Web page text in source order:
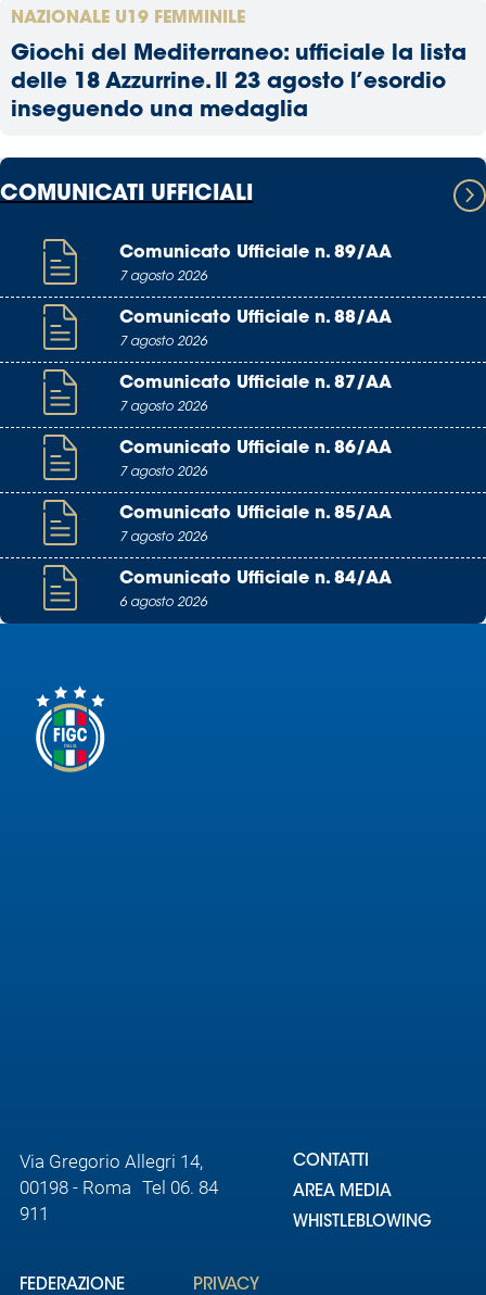
NAZIONALE U19 FEMMINILE
Giochi del Mediterraneo: ufficiale la lista
delle 18 Azzurrine. Il 23 agosto l’esordio
inseguendo una medaglia
COMUNICATI UFFICIALI
Comunicato Ufficiale n. 89/AA
7 agosto 2026
Comunicato Ufficiale n. 88/AA
7 agosto 2026
Comunicato Ufficiale n. 87/AA
7 agosto 2026
Comunicato Ufficiale n. 86/AA
7 agosto 2026
Comunicato Ufficiale n. 85/AA
7 agosto 2026
Comunicato Ufficiale n. 84/AA
6 agosto 2026
Via Gregorio Allegri 14,
00198 - Roma Tel 06. 84
911
CONTATTI
AREA MEDIA
WHISTLEBLOWING
FEDERAZIONE PRIVACY